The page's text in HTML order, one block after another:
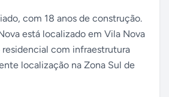
com 18 anos de construção.
está localizado em Vila Nova
com infraestrutura
localização na Zona Sul de